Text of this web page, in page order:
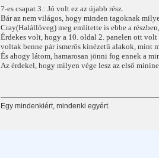
7-es csapat 3.: Jó volt ez az újabb rész.
Bár az nem világos, hogy minden tagoknak
Cray(Halállöveg) meg említette is ebbe a
Érdekes volt, hogy a 10. oldal 2. panelen ott
voltak benne pár ismerős kinézetű alakok, mint
És ahogy látom, hamarosan jönni fog ennek a
Az érdekel, hogy milyen vége lesz az első
Egy mindenkiért, mindenki egyért.